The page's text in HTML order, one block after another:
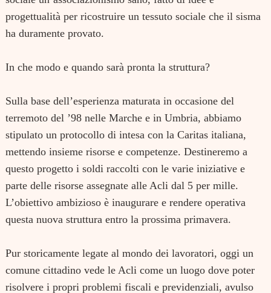
progettualità per ricostruire un tessuto sociale che il sisma
ha duramente provato.
In che modo e quando sarà pronta la struttura?
Sulla base dell’esperienza maturata in occasione del
terremoto del ’98 nelle Marche e in Umbria, abbiamo
stipulato un protocollo di intesa con la Caritas italiana,
mettendo insieme risorse e competenze. Destineremo a
questo progetto i soldi raccolti con le varie iniziative e
parte delle risorse assegnate alle Acli dal 5 per mille.
L’obiettivo ambizioso è inaugurare e rendere operativa
questa nuova struttura entro la prossima primavera.
Pur storicamente legate al mondo dei lavoratori, oggi un
comune cittadino vede le Acli come un luogo dove poter
risolvere i propri problemi fiscali e previdenziali, avulso